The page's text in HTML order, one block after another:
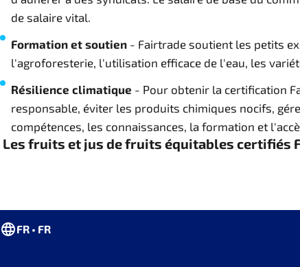
de salaire vital.
Formation et soutien - Fairtrade soutient les petits
l'agroforesterie, l'utilisation efficace de l'eau, les
Résilience climatique - Pour obtenir la certification
responsable, éviter les produits chimiques nocifs,
compétences, les connaissances, la formation et
Les fruits et jus de fruits équitables certifiés
FR • FR